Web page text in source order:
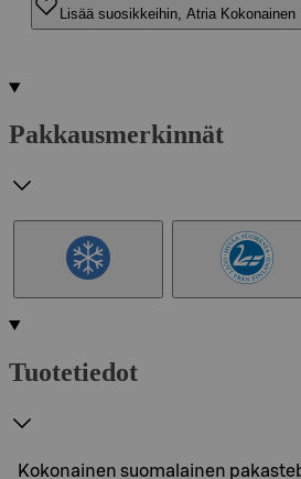
Lisää suosikkeihin, Atria
Pakkausmerkinnät
Tuotetiedot
Kokonainen suomalainen